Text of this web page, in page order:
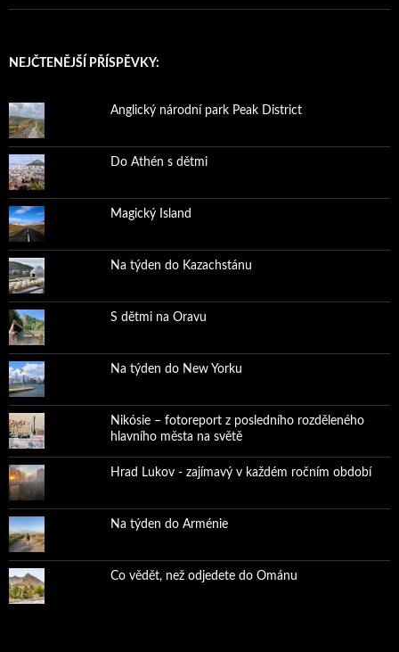
NEJČTENĚJŠÍ PŘÍSPĚVKY:
Anglický národní park Peak District
Do Athén s dětmi
Magický Island
Na týden do Kazachstánu
S dětmi na Oravu
Na týden do New Yorku
Nikósie – fotoreport z posledního rozděleného
hlavního města na světě
Hrad Lukov - zajímavý v každém ročním období
Na týden do Arménie
Co vědět, než odjedete do Ománu